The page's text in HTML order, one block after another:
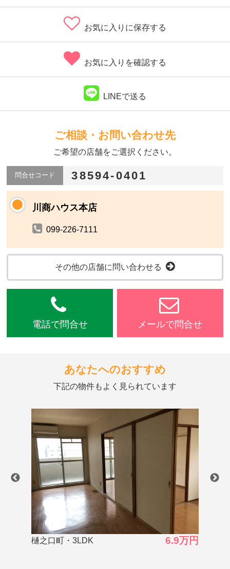
お気に入りに保存する
お気に入りを確認する
LINEで送る
ご相談・お問い合わせ先
ご希望の店舗をご選択ください。
問合せコード 38594-0401
川商ハウス本店
099-226-7111
その他の店舗に問い合わせる
電話で問合せ メールで問合せ
あなたへのおすすめ
下記の物件もよく見られています
6.9万円